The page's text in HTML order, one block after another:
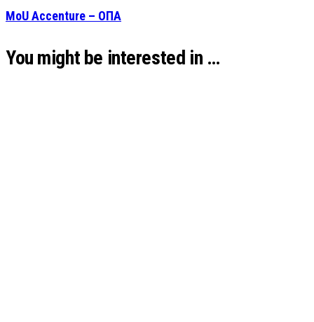
MoU Accenture – ΟΠΑ
You might be interested in …